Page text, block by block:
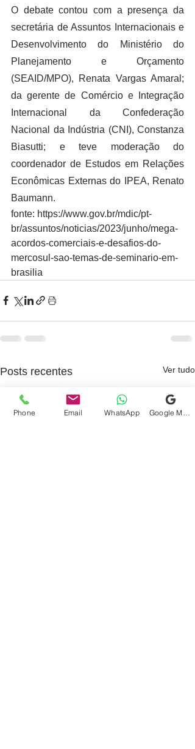
O debate contou com a presença da
secretária de Assuntos Internacionais e
Desenvolvimento do Ministério do
Planejamento e Orçamento
(SEAID/MPO), Renata Vargas Amaral;
da gerente de Comércio e Integração
Internacional da Confederação
Nacional da Indústria (CNI), Constanza
Biasutti; e teve moderação do
coordenador de Estudos em Relações
Econômicas Externas do IPEA, Renato
Baumann.
fonte: https://www.gov.br/mdic/pt-
br/assuntos/noticias/2023/junho/mega-
acordos-comerciais-e-desafios-do-
mercosul-sao-temas-de-seminario-em-
brasilia
Posts recentes Ver tudo
Phone Email WhatsApp